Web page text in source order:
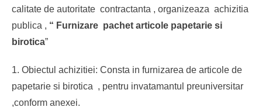
calitate de autoritate contractanta , organizeaza achizitia
publica , “ Furnizare pachet articole papetarie si
birotica”
1. Obiectul achizitiei: Consta in furnizarea de articole de
papetarie si birotica , pentru invatamantul preuniversitar
,conform anexei.